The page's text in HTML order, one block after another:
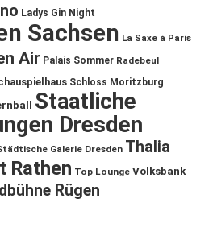
Ladys Gin Night
Sachsen La Saxe à Paris
Air Palais Sommer Radebeul
Schloss Moritzburg
Staatliche
Dresden
Galerie Dresden Thalia
Rathen Top Lounge Volksbank
Rügen